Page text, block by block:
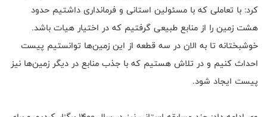
کرد: با تعاملی که با مسئولین استانی و فرمانداری داشتیم حدود
هشت زمین را از منابع طبیعی گرفتیم که در اختیار هیات باشد‌.
خوشبختانه تا به الان در سه قطعه از این زمین‌ها توانستیم پیست
احداث کنیم و در تلاش هستیم که با جذب منابع در دیگر زمین‌ها نیز
پیست ایجاد شود.